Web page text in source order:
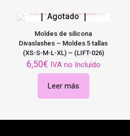
múltiples
variantes.
opciones
se
pueden
elegir
Agotado
Moldes de silicona
Divaslashes – Moldes 5 tallas
(XS-S-M-L-XL) – (LIFT-026)
6,50€ IVA no Incluido
Leer más